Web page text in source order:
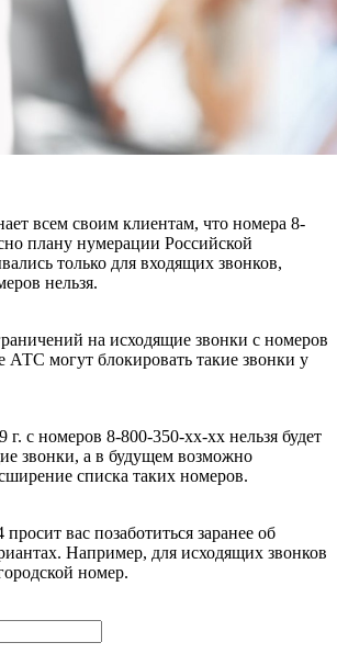
всем своим клиентам, что номера 8-
плану нумерации Российской
только для входящих звонков,
нельзя.
на исходящие звонки с номеров
АТС могут блокировать такие звонки у
с номеров 8-800-350-xx-xx нельзя будет
звонки, а в будущем возможно
списка таких номеров.
вас позаботиться заранее об
Например, для исходящих звонков
номер.